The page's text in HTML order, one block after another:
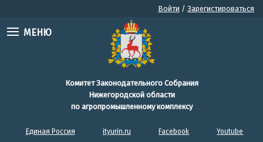
Войти / Зарегистироваться
МЕНЮ
Комитет Законодательного Собрания
Нижегородской области
по агропромышленному комплексу
Единая Россия ityurin.ru Facebook Youtube